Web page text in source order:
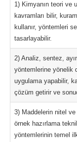
1) Kimyanın teori ve
kavramları bilir,
kullanır, yöntemleri
tasarlayabilir.
2) Analiz, sentez,
yöntemlerine yönelik
uygulama yapabilir,
çözüm getirir ve
3) Maddelerin nitel
örnek hazırlama
yöntemlerinin temel